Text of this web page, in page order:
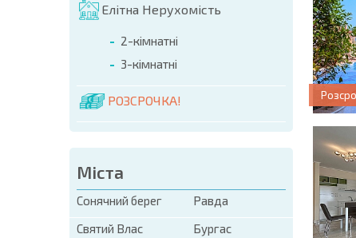
Елітна Нерухомість
2-кімнатні
3-кімнатні
РОЗСРОЧКА!
Міста
Сонячний берег
Равда
Святий Влас
Бургас